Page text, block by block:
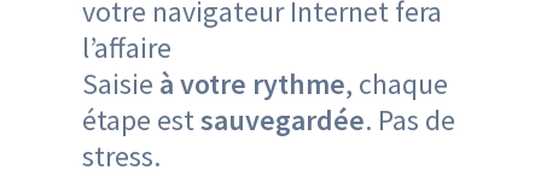
votre navigateur Internet fera
l’affaire
Saisie à votre rythme, chaque
étape estsauvegardée. Pas de
stress.